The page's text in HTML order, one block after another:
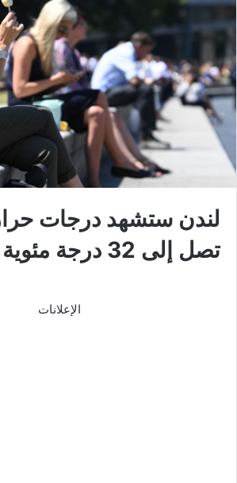
لندن ستشهد درجات
تصل إلى 32 درجة مئوية
الإعلانات